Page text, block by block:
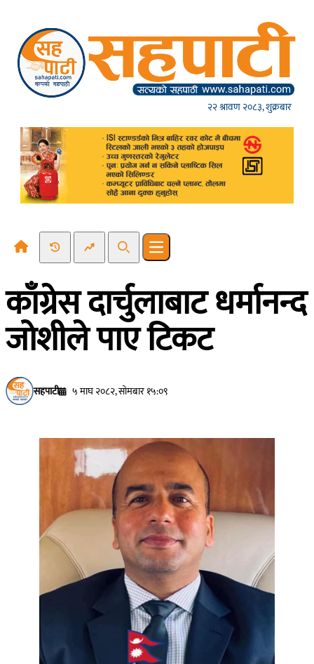
२२ श्रावण २०८३, शुक्रबार
Recent NewsTrending News
SearchOpen main menu
काँग्रेस दार्चुलाबाट धर्मानन्द
जोशीले पाए टिकट
सहपाटी ५ माघ २०८२, सोमबार १५:०९